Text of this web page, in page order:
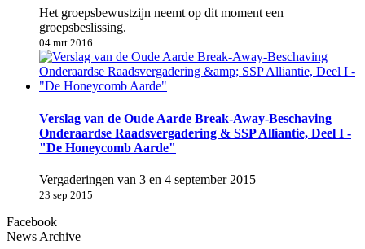
Het groepsbewustzijn neemt op dit moment een
groepsbeslissing.
04 mrt 2016
Verslag van de Oude Aarde Break-Away-Beschaving
Onderaardse Raadsvergadering & SSP Alliantie, Deel I -
"De Honeycomb Aarde"
Vergaderingen van 3 en 4 september 2015
23 sep 2015
Facebook
News Archive